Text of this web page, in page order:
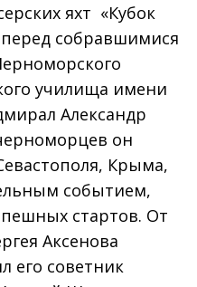
яхт «Кубок
собравшимися
училища имени
Александр
он
Крыма,
событием,
стартов. От
Аксенова
его советник